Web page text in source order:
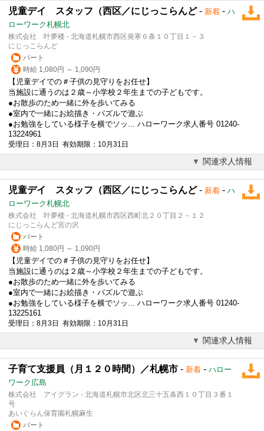
児童デイ スタッフ（西区／にじっこらんど- 新着 - ハ
ローワーク札幌北
株式会社 叶夢楼 - 北海道札幌市西区発寒６条１０丁目１－３
にじっこらんど
パート
時給 1,080円 ～ 1,090円
【児童デイでの＃子供の見守りをお任せ】
当施設に通うのは２歳～小学校２年生までの子どもです。
●お散歩のため一緒に外を歩いてみる
●室内で一緒にお絵描き・パズルで遊ぶ
●お勉強をしている様子を横でソッ... ハローワーク求人番号 01240-
13224961
受理日：8月3日 有効期限：10月31日
関連求人情報
児童デイ スタッフ（西区／にじっこらんど- 新着 - ハ
ローワーク札幌北
株式会社 叶夢楼 - 北海道札幌市西区西町北２０丁目２－１２
にじっこらんど宮の沢
パート
時給 1,080円 ～ 1,090円
【児童デイでの＃子供の見守りをお任せ】
当施設に通うのは２歳～小学校２年生までの子どもです。
●お散歩のため一緒に外を歩いてみる
●室内で一緒にお絵描き・パズルで遊ぶ
●お勉強をしている様子を横でソッ... ハローワーク求人番号 01240-
13225161
受理日：8月3日 有効期限：10月31日
関連求人情報
子育て支援員（月１２０時間）／札幌市 - 新着 - ハロー
ワーク広島
株式会社 アイグラン - 北海道札幌市北区北三十五条西１０丁目３番１
号
あいぐらん保育園札幌麻生
パート